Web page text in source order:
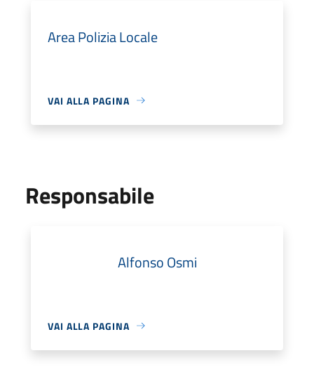
Area Polizia Locale
VAI ALLA PAGINA
Responsabile
Alfonso Osmi
VAI ALLA PAGINA